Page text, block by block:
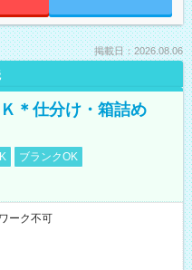
掲載日：2026.08.06
＊仕分け・箱詰め
ブランクOK
ーク不可